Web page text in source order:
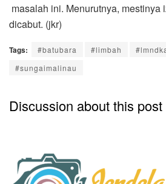
masalah ini. Menurutnya, mestinya
dicabut. (jkr)
Tags: #batubara #limbah
#sungaimalinau
Discussion about this post